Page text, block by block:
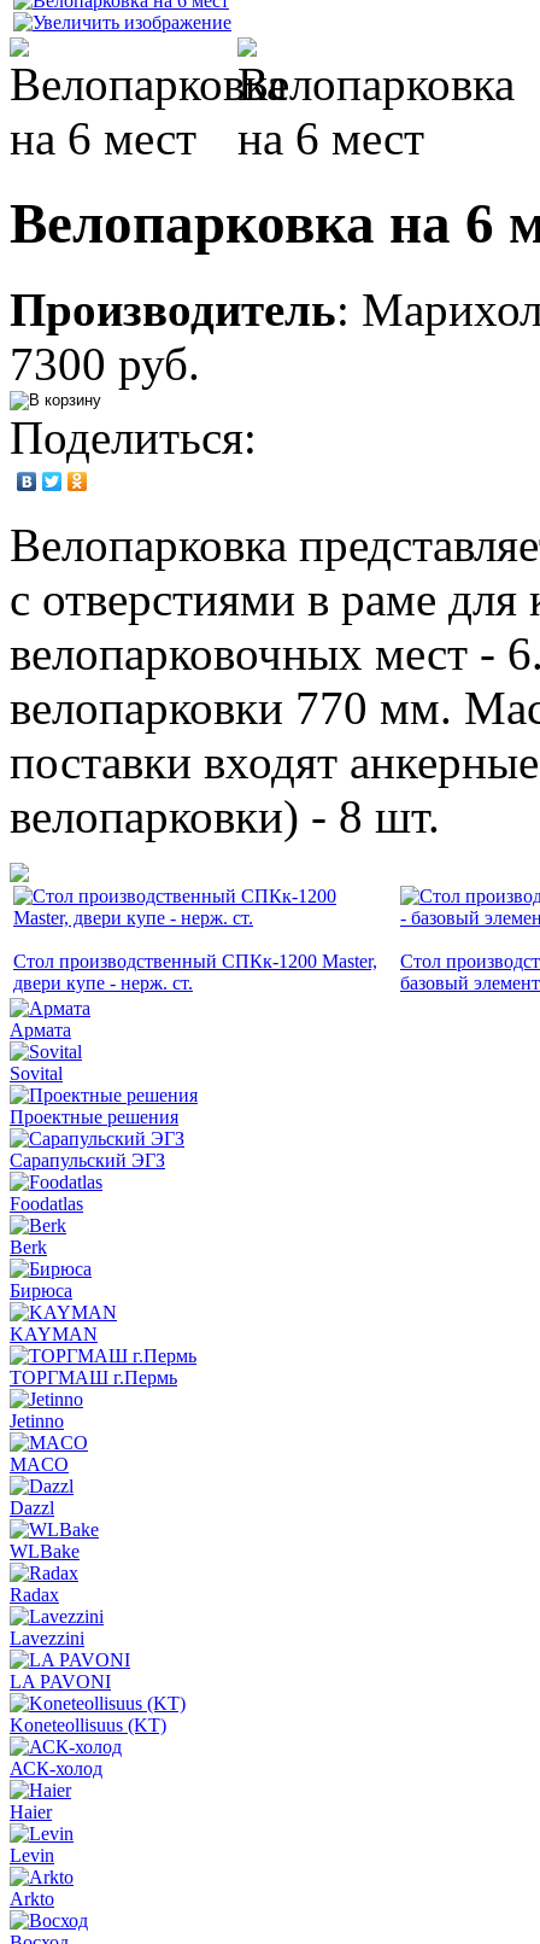
Велопарковка на 6
Производитель:
7300 руб.
Поделиться:
Велопарковка
с отверстиями в раме
велопарковочных мест -
велопарковки 770 мм.
поставки входят
велопарковки) - 8 шт.
Стол производственный СПКк-1200 Master,
двери купе - нерж. ст.
Стол
базовый элемент
Армата
Sovital
Проектные решения
Сарапульский ЭГЗ
Foodatlas
Berk
Бирюса
KAYMAN
ТОРГМАШ г.Пермь
Jetinno
MACO
Dazzl
WLBake
Radax
Lavezzini
LA PAVONI
Koneteollisuus (KT)
АСК-холод
Haier
Levin
Arkto